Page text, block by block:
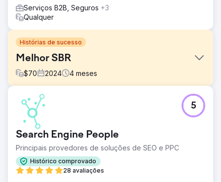
Serviços B2B, Seguros +3
Qualquer
Histórias de sucesso
Melhor SBR
$70 2024 4 meses
Desafio
A Optimus SBR fez uma parceria com nossa agência para
revitalizar sua identidade de marca em dificuldades e
renovar sua presença digital para atrair uma clientela de
nível empresarial.
Solução
Começando com uma atualização de marca digital para
trazer consistência à aplicação da identidade e
Search Engine People
Principais provedores de soluções de SEO e PPC
Histórico comprovado
28 avaliações
5